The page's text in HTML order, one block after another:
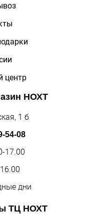
центр
НОХТ
1 б
54-08
17.00
дни
ТЦ НОХТ